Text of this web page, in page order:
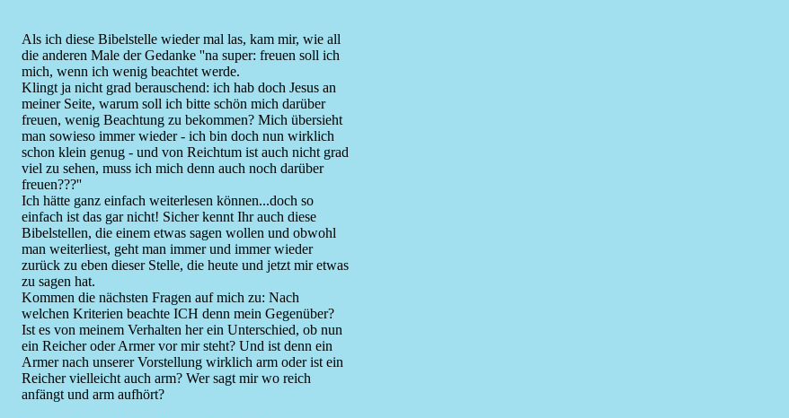
Als ich diese Bibelstelle wieder mal las, kam mir, wie all
die anderen Male der Gedanke ''na super: freuen soll ich
mich, wenn ich wenig beachtet werde.
Klingt ja nicht grad berauschend: ich hab doch Jesus an
meiner Seite, warum soll ich bitte schön mich darüber
freuen, wenig Beachtung zu bekommen? Mich übersieht
man sowieso immer wieder - ich bin doch nun wirklich
schon klein genug - und von Reichtum ist auch nicht grad
viel zu sehen, muss ich mich denn auch noch darüber
freuen???''
Ich hätte ganz einfach weiterlesen können...doch so
einfach ist das gar nicht! Sicher kennt Ihr auch diese
Bibelstellen, die einem etwas sagen wollen und obwohl
man weiterliest, geht man immer und immer wieder
zurück zu eben dieser Stelle, die heute und jetzt mir etwas
zu sagen hat.
Kommen die nächsten Fragen auf mich zu: Nach
welchen Kriterien beachte ICH denn mein Gegenüber?
Ist es von meinem Verhalten her ein Unterschied, ob nun
ein Reicher oder Armer vor mir steht? Und ist denn ein
Armer nach unserer Vorstellung wirklich arm oder ist ein
Reicher vielleicht auch arm? Wer sagt mir wo reich
anfängt und arm aufhört?